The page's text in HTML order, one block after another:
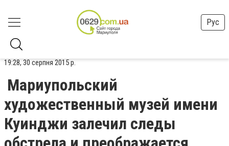
Рус
19:28, 30 серпня 2015 р.
Мариупольский
художественный музей имени
Куинджи залечил следы